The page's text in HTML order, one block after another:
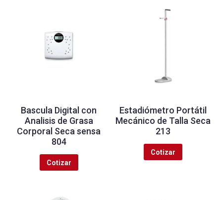
Bascula Digital con
Analisis de Grasa
Corporal Seca sensa
804
Cotizar
Estadiómetro Portátil
Mecánico de Talla Seca
213
Cotizar